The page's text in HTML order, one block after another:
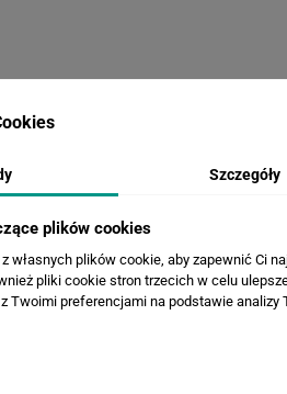
Szczegóły
plików cookies
własnych plików cookie, aby zapewnić Ci
pliki cookie stron trzecich w celu
Twoimi preferencjami na podstawie